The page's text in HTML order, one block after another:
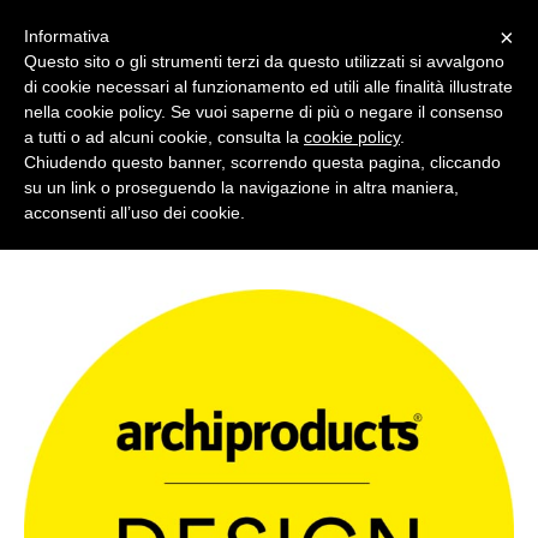
English
ABOUT US
2019 Arkof Collection
2018 Arkof Collection
2017 Arkof Collection
ANTIBACTERIAL SMARTDESK 20/21
DESIGNERS
NEWS/EVENTS
PRESS
×
Informativa
Questo sito o gli strumenti terzi da questo utilizzati si avvalgono
di cookie necessari al funzionamento ed utili alle finalità illustrate
nella cookie policy. Se vuoi saperne di più o negare il consenso
a tutti o ad alcuni cookie, consulta la cookie policy.
Chiudendo questo banner, scorrendo questa pagina, cliccando
su un link o proseguendo la navigazione in altra maniera,
acconsenti all’uso dei cookie.